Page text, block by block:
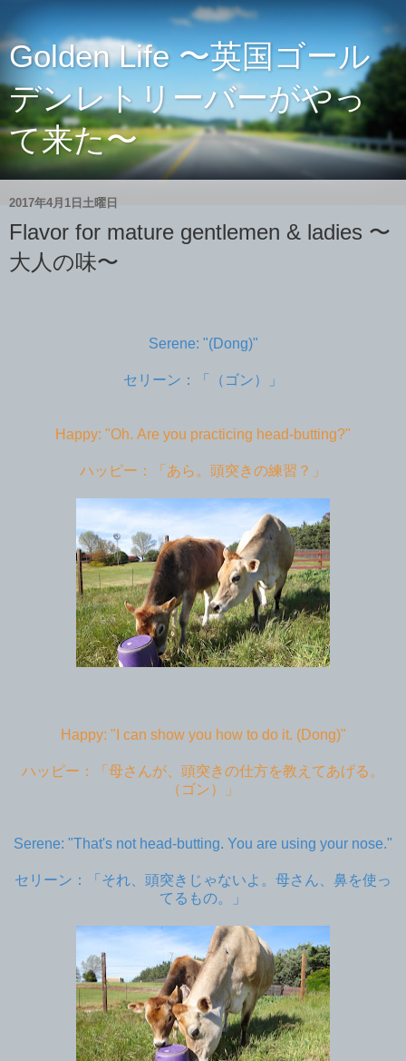
Golden Life 〜英国ゴール
デンレトリーバーがやっ
て来た〜
2017年4月1日土曜日
Flavor for mature gentlemen & ladies 〜
大人の味〜
Serene: "(Dong)"
セリーン：「（ゴン）」
Happy: "Oh. Are you practicing head-butting?"
ハッピー：「あら。頭突きの練習？」
Happy: "I can show you how to do it. (Dong)"
ハッピー：「母さんが、頭突きの仕方を教えてあげる。
（ゴン）」
Serene: "That's not head-butting. You are using your nose."
セリーン：「それ、頭突きじゃないよ。母さん、鼻を使っ
てるもの。」